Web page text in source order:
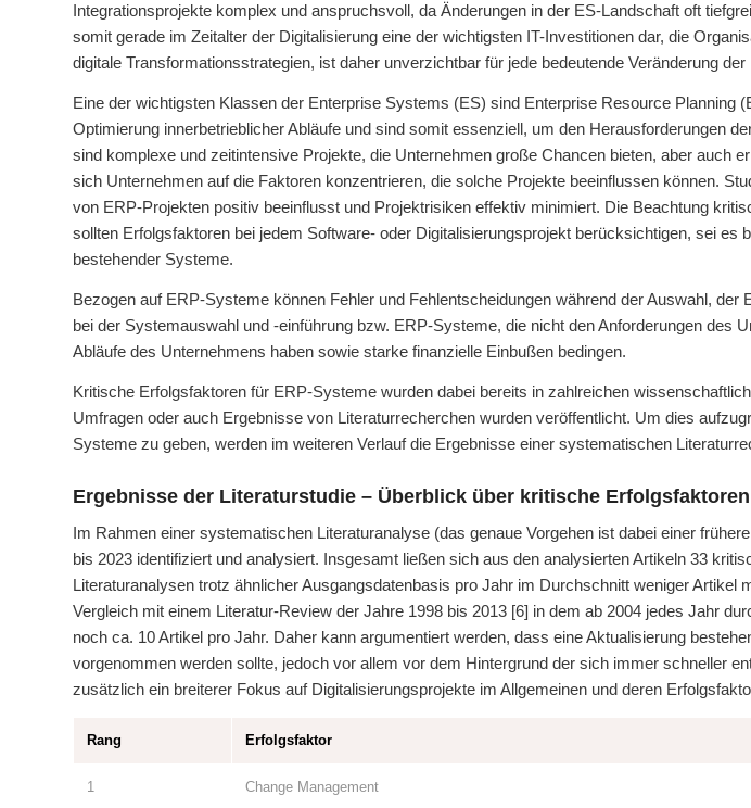
Integrationsprojekte komplex und anspruchsvoll, da Änderungen in der ES-Landschaft oft
somit gerade im Zeitalter der Digitalisierung eine der wichtigsten IT-Investitionen dar, die
digitale Transformationsstrategien, ist daher unverzichtbar für jede bedeutende Veränderung
Eine der wichtigsten Klassen der Enterprise Systems (ES) sind Enterprise Resource
Optimierung innerbetrieblicher Abläufe und sind somit essenziell, um den Herausforderungen
sind komplexe und zeitintensive Projekte, die Unternehmen große Chancen bieten, aber auch
sich Unternehmen auf die Faktoren konzentrieren, die solche Projekte beeinflussen können.
von ERP-Projekten positiv beeinflusst und Projektrisiken effektiv minimiert. Die Beachtung
sollten Erfolgsfaktoren bei jedem Software- oder Digitalisierungsprojekt berücksichtigen, sei
bestehender Systeme.
Bezogen auf ERP-Systeme können Fehler und Fehlentscheidungen während der Auswahl,
bei der Systemauswahl und -einführung bzw. ERP-Systeme, die nicht den Anforderungen
Abläufe des Unternehmens haben sowie starke finanzielle Einbußen bedingen.
Kritische Erfolgsfaktoren für ERP-Systeme wurden dabei bereits in zahlreichen
Umfragen oder auch Ergebnisse von Literaturrecherchen wurden veröffentlicht. Um dies
Systeme zu geben, werden im weiteren Verlauf die Ergebnisse einer systematischen
Ergebnisse der Literaturstudie – Überblick über kritische
Im Rahmen einer systematischen Literaturanalyse (das genaue Vorgehen ist dabei einer
bis 2023 identifiziert und analysiert. Insgesamt ließen sich aus den analysierten Artikeln 33
Literaturanalysen trotz ähnlicher Ausgangsdatenbasis pro Jahr im Durchschnitt weniger
Vergleich mit einem Literatur-Review der Jahre 1998 bis 2013 [6] in dem ab 2004 jedes Jahr
noch ca. 10 Artikel pro Jahr. Daher kann argumentiert werden, dass eine Aktualisierung
vorgenommen werden sollte, jedoch vor allem vor dem Hintergrund der sich immer schneller
zusätzlich ein breiterer Fokus auf Digitalisierungsprojekte im Allgemeinen und deren
Rang Erfolgsfaktor
1 Change Management